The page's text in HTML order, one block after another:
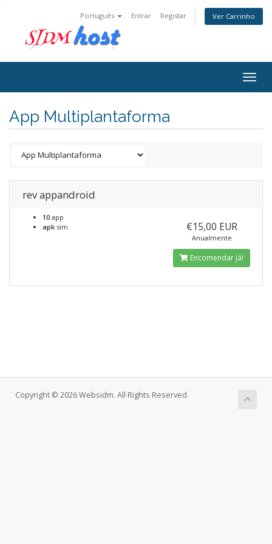
Português Entrar Registar Ver Carrinho
App Multiplantaforma
rev appandroid
10 app
apk sim €15,00 EUR
Anualmente
Encomendar já!
Copyright © 2026 Websidm. All Rights Reserved.